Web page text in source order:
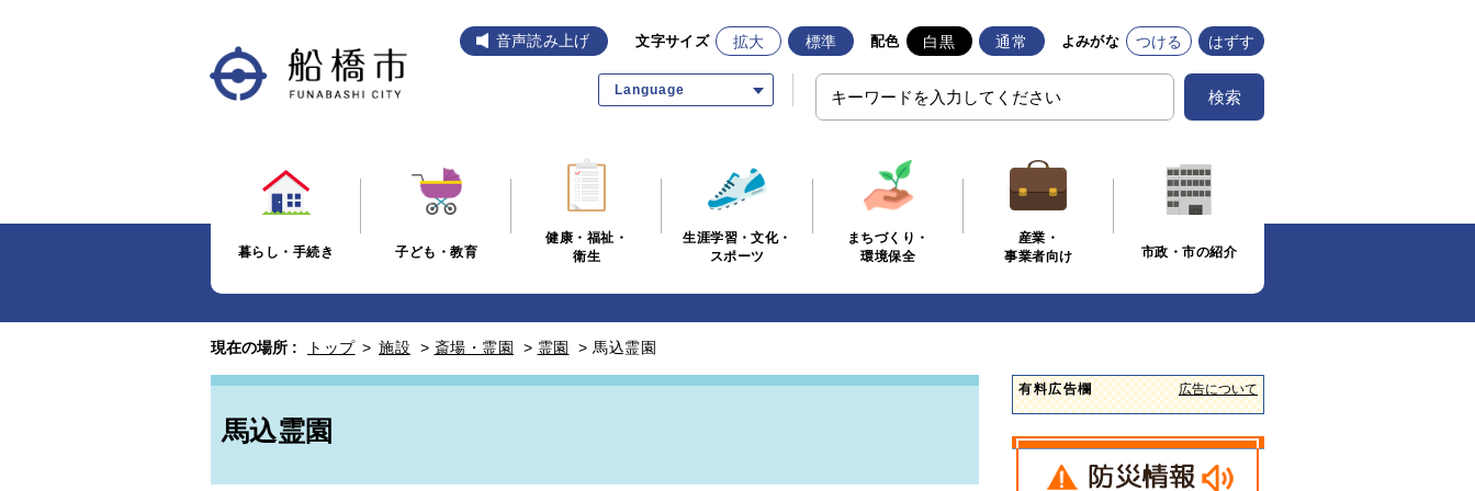
音声読み上げ 文字サイズ 拡大 標準 配色 白黒 通常 よみがな つける はずす
Language 検索
暮らし・手続き 子ども・教育
健康・福祉・
衛生
生涯学習・文化・
スポーツ
まちづくり・
環境保全
産業・
事業者向け
市政・市の紹介
現在の場所 : トップ > 施設 > 斎場・霊園 > 霊園 > 馬込霊園
馬込霊園
有料広告欄 広告について